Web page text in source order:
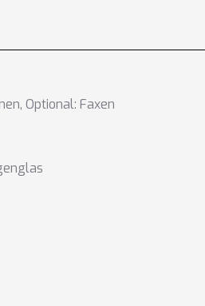
, Optional: Faxen